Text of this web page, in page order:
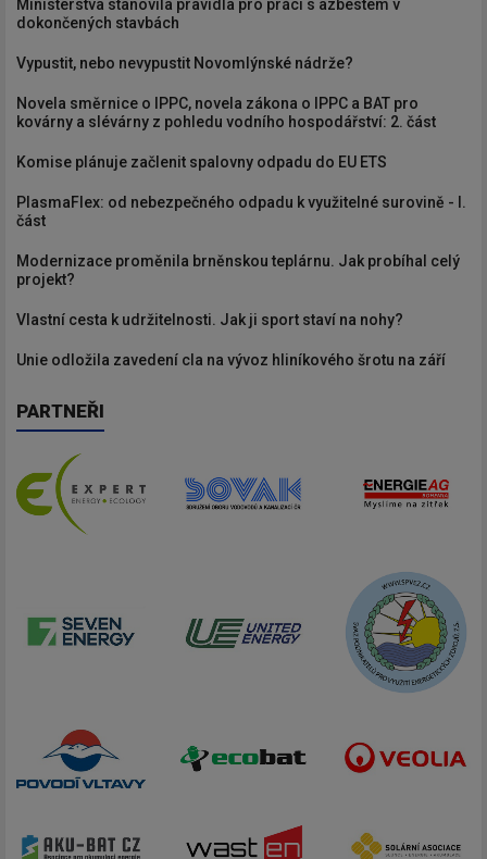
Ministerstva stanovila pravidla pro práci s azbestem v
dokončených stavbách
Vypustit, nebo nevypustit Novomlýnské nádrže?
Novela směrnice o IPPC, novela zákona o IPPC a BAT pro
kovárny a slévárny z pohledu vodního hospodářství: 2. část
Komise plánuje začlenit spalovny odpadu do EU ETS
PlasmaFlex: od nebezpečného odpadu k využitelné surovině - I.
část
Modernizace proměnila brněnskou teplárnu. Jak probíhal celý
projekt?
Vlastní cesta k udržitelnosti. Jak ji sport staví na nohy?
Unie odložila zavedení cla na vývoz hliníkového šrotu na září
PARTNEŘI